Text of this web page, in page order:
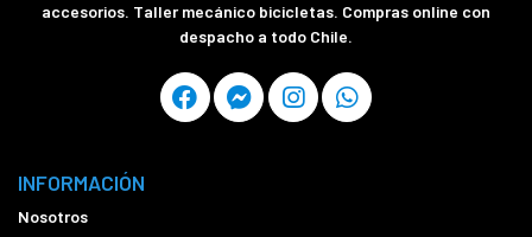
accesorios. Taller mecánico bicicletas. Compras online con
despacho a todo Chile.
INFORMACIÓN
Nosotros